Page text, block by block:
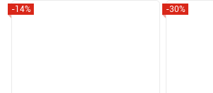
-14% -30%